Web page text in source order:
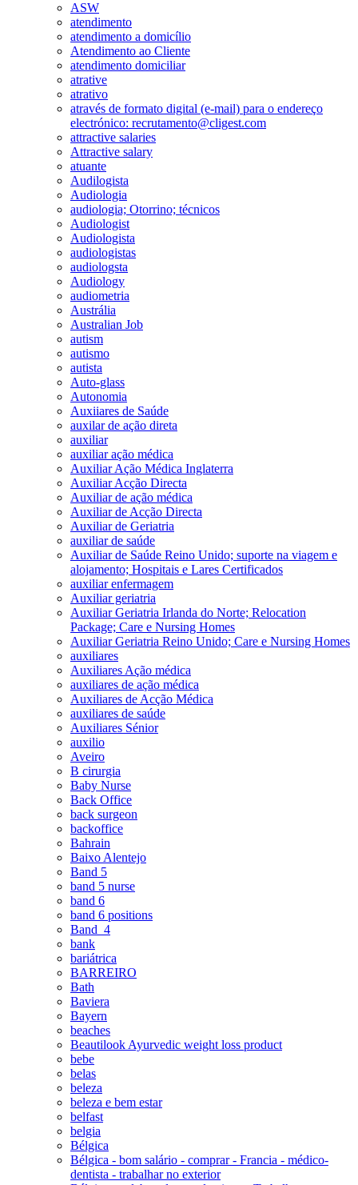
ASW
atendimento
atendimento a domicílio
Atendimento ao Cliente
atendimento domiciliar
atrative
atrativo
através de formato digital (e-mail) para o endereço
electrónico: recrutamento@cligest.com
attractive salaries
Attractive salary
atuante
Audilogista
Audiologia
audiologia; Otorrino; técnicos
Audiologist
Audiologista
audiologistas
audiologsta
Audiology
audiometria
Austrália
Australian Job
autism
autismo
autista
Auto-glass
Autonomia
Auxiiares de Saúde
auxilar de ação direta
auxiliar
auxiliar ação médica
Auxiliar Ação Médica Inglaterra
Auxiliar Acção Directa
Auxiliar de ação médica
Auxiliar de Acção Directa
Auxiliar de Geriatria
auxiliar de saúde
Auxiliar de Saúde Reino Unido; suporte na viagem e
alojamento; Hospitais e Lares Certificados
auxiliar enfermagem
Auxiliar geriatria
Auxiliar Geriatria Irlanda do Norte; Relocation
Package; Care e Nursing Homes
Auxiliar Geriatria Reino Unido; Care e Nursing Homes
auxiliares
Auxiliares Ação médica
auxiliares de ação médica
Auxiliares de Acção Médica
auxiliares de saúde
Auxiliares Sénior
auxilio
Aveiro
B cirurgia
Baby Nurse
Back Office
back surgeon
backoffice
Bahrain
Baixo Alentejo
Band 5
band 5 nurse
band 6
band 6 positions
Band_4
bank
bariátrica
BARREIRO
Bath
Baviera
Bayern
beaches
Beautilook Ayurvedic weight loss product
bebe
belas
beleza
beleza e bem estar
belfast
belgia
Bélgica
Bélgica - bom salário - comprar - Francia - médico-
dentista - trabalhar no exterior